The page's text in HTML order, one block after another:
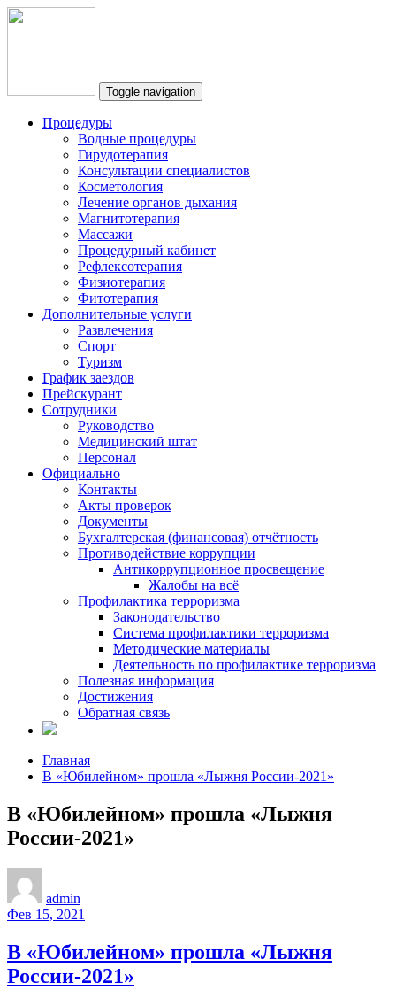
Toggle navigation
Процедуры
Водные процедуры
Гирудотерапия
Консультации специалистов
Косметология
Лечение органов дыхания
Магнитотерапия
Массажи
Процедурный кабинет
Рефлексотерапия
Физиотерапия
Фитотерапия
Дополнительные услуги
Развлечения
Спорт
Туризм
График заездов
Прейскурант
Сотрудники
Руководство
Медицинский штат
Персонал
Официально
Контакты
Акты проверок
Документы
Бухгалтерская (финансовая) отчётность
Противодействие коррупции
Антикоррупционное просвещение
Жалобы на всё
Профилактика терроризма
Законодательство
Система профилактики терроризма
Методические материалы
Деятельность по профилактике терроризма
Полезная информация
Достижения
Обратная связь
Главная
В «Юбилейном» прошла «Лыжня России-2021»
В «Юбилейном» прошла «Лыжня
России-2021»
admin
Фев 15, 2021
В «Юбилейном» прошла «Лыжня
России-2021»